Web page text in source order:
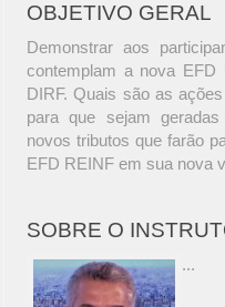
OBJETIVO GERAL
Demonstrar aos
contemplam a nova EFD
DIRF. Quais são as
para que sejam
novos tributos que farão
EFD REINF em sua nova
SOBRE O
...